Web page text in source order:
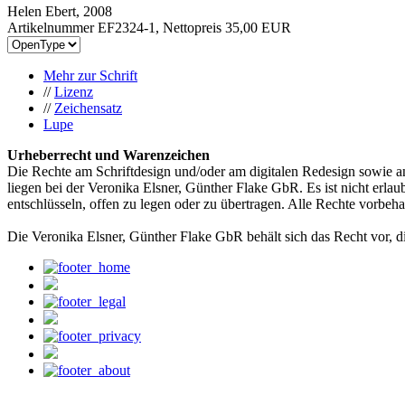
Helen Ebert, 2008
Artikelnummer EF2324-1, Nettopreis 35,00 EUR
Mehr zur Schrift
//Lizenz
// Zeichensatz
Lupe
Urheberrecht und Warenzeichen
Die Rechte am Schriftdesign und/oder am digitalen Redesign sowie
liegen bei der Veronika Elsner, Günther Flake GbR. Es ist nicht
entschlüsseln, offen zu legen oder zu übertragen. Alle Rechte
Die Veronika Elsner, Günther Flake GbR behält sich das Recht vor,